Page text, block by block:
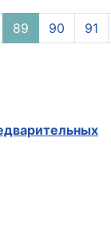
89 90 91